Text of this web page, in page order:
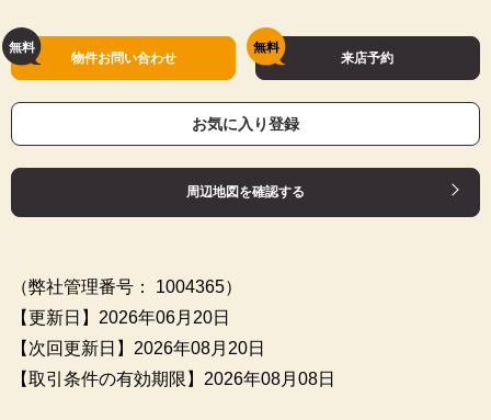
物件お問い合わせ 来店予約
お気に入り登録
周辺地図を確認する
（弊社管理番号： 1004365）
【更新日】2026年06月20日
【次回更新日】2026年08月20日
【取引条件の有効期限】2026年08月08日